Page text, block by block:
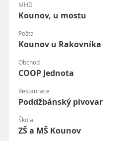
MHD
Kounov, u mostu
Pošta
Kounov u Rakovníka
Obchod
COOP Jednota
Restaurace
Poddžbánský pivovar
Škola
ZŠ a MŠ Kounov